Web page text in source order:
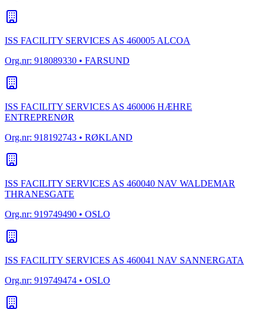
ISS FACILITY SERVICES AS 460005 ALCOA
Org.nr: 918089330 • FARSUND
ISS FACILITY SERVICES AS 460006 HÆHRE
ENTREPRENØR
Org.nr: 918192743 • RØKLAND
ISS FACILITY SERVICES AS 460040 NAV WALDEMAR
THRANESGATE
Org.nr: 919749490 • OSLO
ISS FACILITY SERVICES AS 460041 NAV SANNERGATA
Org.nr: 919749474 • OSLO